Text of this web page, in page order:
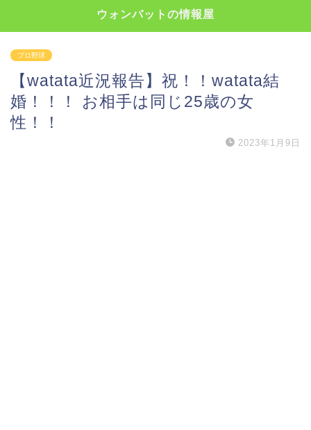
ウォンバットの情報屋
プロ野球
【watata近況報告】祝！！watata結
婚！！！ お相手は同じ25歳の女
性！！
2023年1月9日